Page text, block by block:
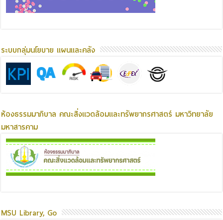
ระบบกลุ่มนโยบาย แผนและคลัง
ห้องธรรมมาภิบาล คณะสิ่งแวดล้อมและทรัพยากรศาสตร์ มหาวิทยาลัย
มหาสารคาม
MSU Library, Go